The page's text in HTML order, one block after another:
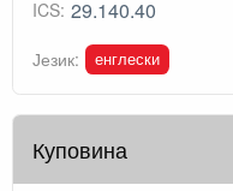
ICS: 29.140.40
Језик: енглески
Куповина